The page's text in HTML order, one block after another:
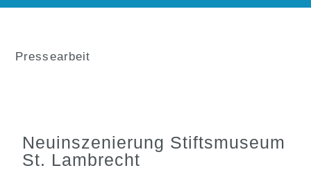
Pressearbeit
Neuinszenierung Stiftsmuseum
St. Lambrecht